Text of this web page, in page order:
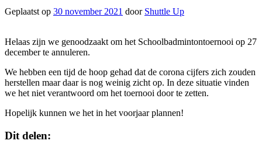
Geplaatst op 30 november 2021 door Shuttle Up
Helaas zijn we genoodzaakt om het Schoolbadmintontoernooi op 27
december te annuleren.
We hebben een tijd de hoop gehad dat de corona cijfers zich zouden
herstellen maar daar is nog weinig zicht op. In deze situatie vinden
we het niet verantwoord om het toernooi door te zetten.
Hopelijk kunnen we het in het voorjaar plannen!
Dit delen: